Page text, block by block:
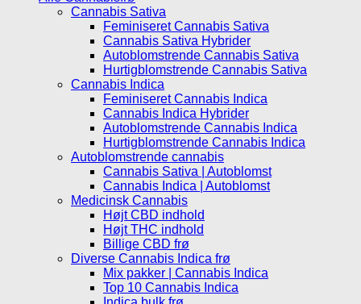
Cannabis Sativa
Feminiseret Cannabis Sativa
Cannabis Sativa Hybrider
Autoblomstrende Cannabis Sativa
Hurtigblomstrende Cannabis Sativa
Cannabis Indica
Feminiseret Cannabis Indica
Cannabis Indica Hybrider
Autoblomstrende Cannabis Indica
Hurtigblomstrende Cannabis Indica
Autoblomstrende cannabis
Cannabis Sativa | Autoblomst
Cannabis Indica | Autoblomst
Medicinsk Cannabis
Højt CBD indhold
Højt THC indhold
Billige CBD frø
Diverse Cannabis Indica frø
Mix pakker | Cannabis Indica
Top 10 Cannabis Indica